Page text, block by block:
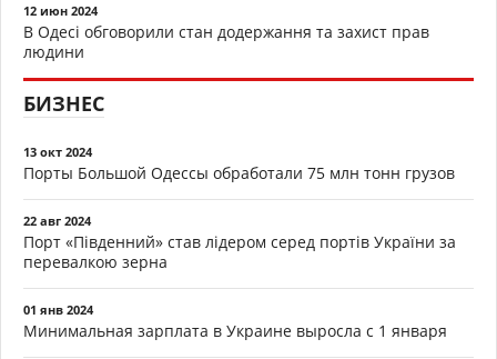
12 июн 2024
В Одесі обговорили стан додержання та захист прав
людини
БИЗНЕС
13 окт 2024
Порты Большой Одессы обработали 75 млн тонн грузов
22 авг 2024
Порт «Південний» став лідером серед портів України за
перевалкою зерна
01 янв 2024
Минимальная зарплата в Украине выросла с 1 января